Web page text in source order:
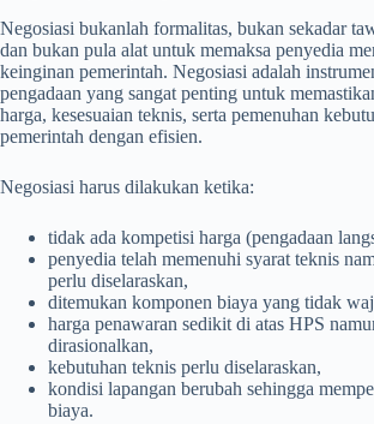
Negosiasi bukanlah formalitas, bukan sekadar
dan bukan pula alat untuk memaksa penyedia
keinginan pemerintah. Negosiasi adalah
pengadaan yang sangat penting untuk
harga, kesesuaian teknis, serta pemenuhan
pemerintah dengan efisien.
Negosiasi harus dilakukan ketika:
tidak ada kompetisi harga (pengadaan
penyedia telah memenuhi syarat teknis
perlu diselaraskan,
ditemukan komponen biaya yang tidak
harga penawaran sedikit di atas HPS
dirasionalkan,
kebutuhan teknis perlu diselaraskan,
kondisi lapangan berubah sehingga
biaya.